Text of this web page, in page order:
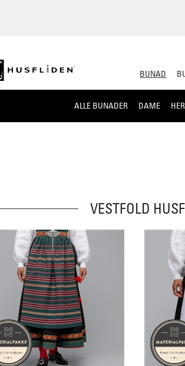
BUNAD
ALLE BUNADER DAME
VESTFOLD